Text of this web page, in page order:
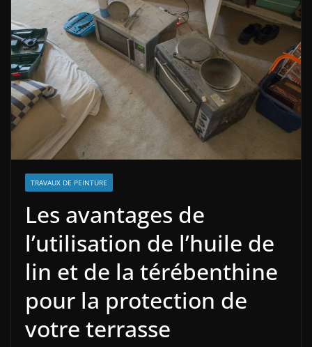
TRAVAUX DE PEINTURE
Les avantages de
l’utilisation de l’huile de
lin et de la térébenthine
pour la protection de
votre terrasse